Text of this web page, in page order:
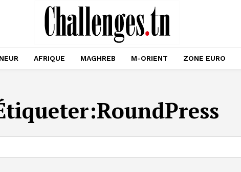
AFRIQUE MAGHREB M-ORIENT ZONE EURO
RoundPress